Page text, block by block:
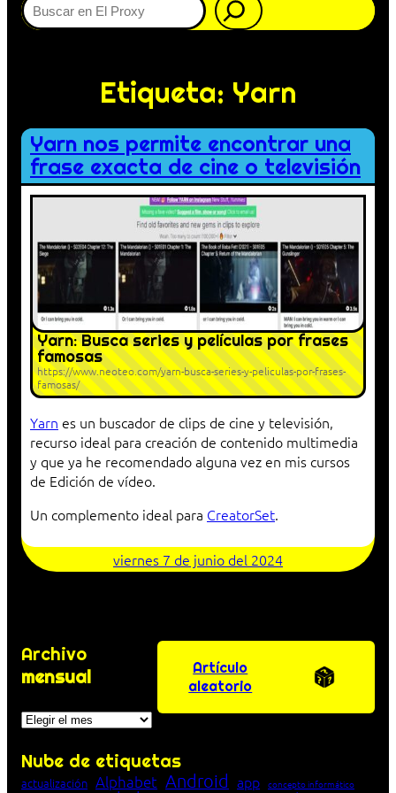
Etiqueta: Yarn
Yarn nos permite encontrar una
frase exacta de cine o televisión
Yarn: Busca series y películas por frases
famosas
https://www.neoteo.com/yarn-busca-series-y-peliculas-por-frases-
famosas/
Yarn es un buscador de clips de cine y televisión,
recurso ideal para creación de contenido multimedia
y que ya he recomendado alguna vez en mis cursos
de Edición de vídeo.
Un complemento ideal para CreatorSet.
viernes 7 de junio del 2024
Archivo
mensual
Archivos
Artículo
aleatorio
Nube de etiquetas
actualización Alphabet Android app concepto informático